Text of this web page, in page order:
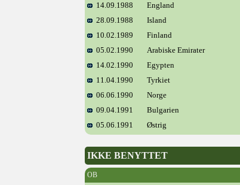
14.09.1988
England
28.09.1988
Island
10.02.1989
Finland
05.02.1990
Arabiske Emirater
14.02.1990
Egypten
11.04.1990
Tyrkiet
06.06.1990
Norge
09.04.1991
Bulgarien
05.06.1991
Østrig
IKKE BENYTTET
OB